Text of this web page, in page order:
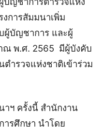
การสัมมนาเพิ่ม
ผู้บัญชาการ และผู้
ณ พ.ศ. 2565 มีผู้บังคับ
ำรวจแห่งชาติเข้าร่วม
าฯ ครั้งนี้ สำนักงาน
รศึกษา นำโดย